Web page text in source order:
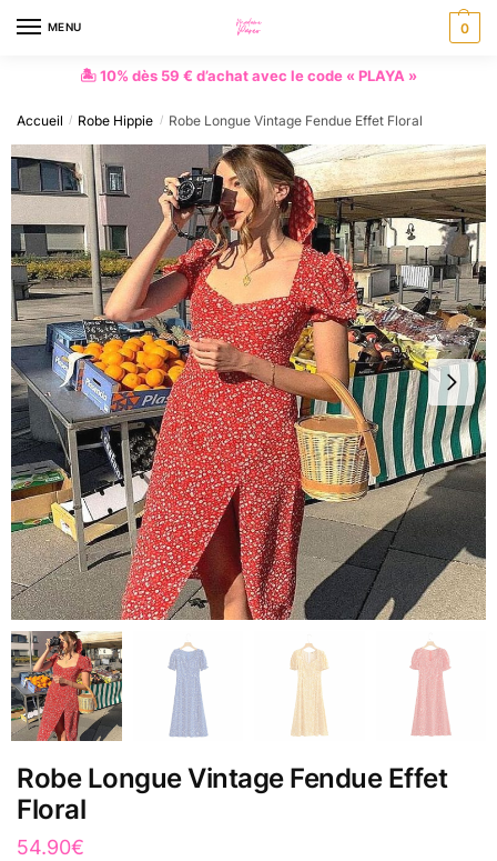
MENU 0
🏝 10% dès 59 € d’achat avec le code « PLAYA »
Accueil / Robe Hippie / Robe Longue Vintage Fendue Effet Floral
Robe Longue Vintage Fendue Effet
Floral
54.90€